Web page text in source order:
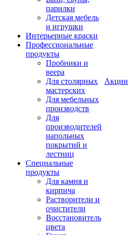
парилки
Детская мебель
и игрушки
Интерьерные краски
Профессиональные
продукты
Пробники и
веера
Для столярных
мастерских
Для мебельных
производств
Для
производителей
напольных
покрытий и
лестниц
Специальные
продукты
Для камня и
кирпича
Растворители и
очистители
Восстановитель
цвета
Акции